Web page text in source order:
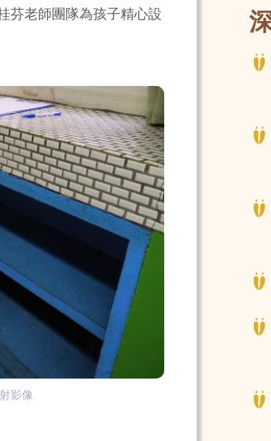
芬老師團隊為孩子精心設
影像